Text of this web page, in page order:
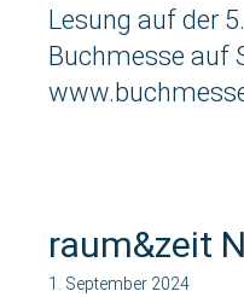
Lesung auf der
Buchmesse auf
raum&zeit
1. September 2024